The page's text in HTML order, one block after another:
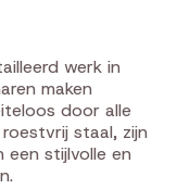
werk in
maken
door alle
staal, zijn
een stijlvolle en